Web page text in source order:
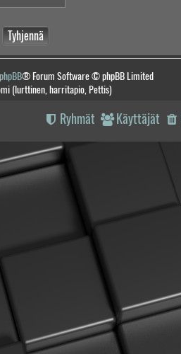
phpBB® Forum Software © phpBB Limited
(lurttinen, harritapio, Pettis)
Käyttäjät
Ryhmät